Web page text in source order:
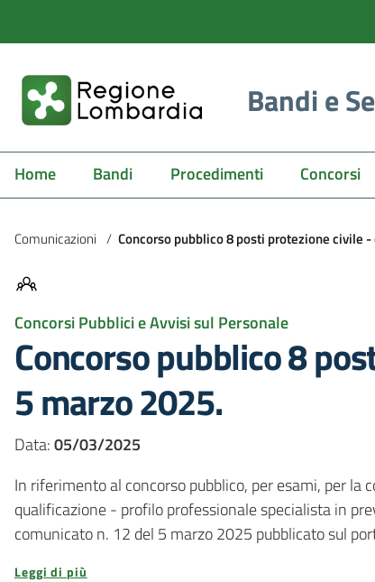
Bandi e
Home Bandi Procedimenti Concorsi
Comunicazioni / Concorso pubblico 8 posti protezione civile
Concorsi Pubblici e Avvisi sul Personale
Concorso pubblico 8
5 marzo 2025.
Data:05/03/2025
In riferimento al concorso pubblico, per esami, per la
qualificazione - profilo professionale specialista in
comunicato n. 12 del 5 marzo 2025 pubblicato sul
Leggi di più